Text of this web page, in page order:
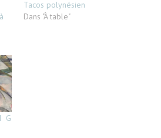
Tacos polynésien
Dans "À table"
G